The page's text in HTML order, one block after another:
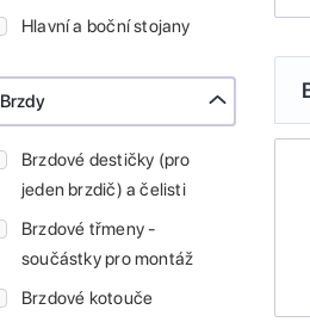
Hlavní a boční stojany
Brzdy
Brzdové destičky (pro
jeden brzdič) a čelisti
Brzdové třmeny -
součástky pro montáž
Brzdové kotouče